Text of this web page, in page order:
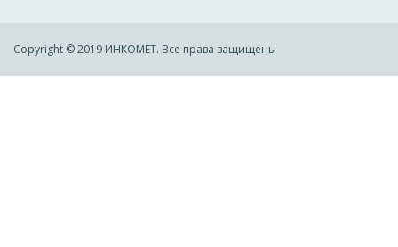
Copyright © 2019 ИНКОМЕТ. Все права защищены